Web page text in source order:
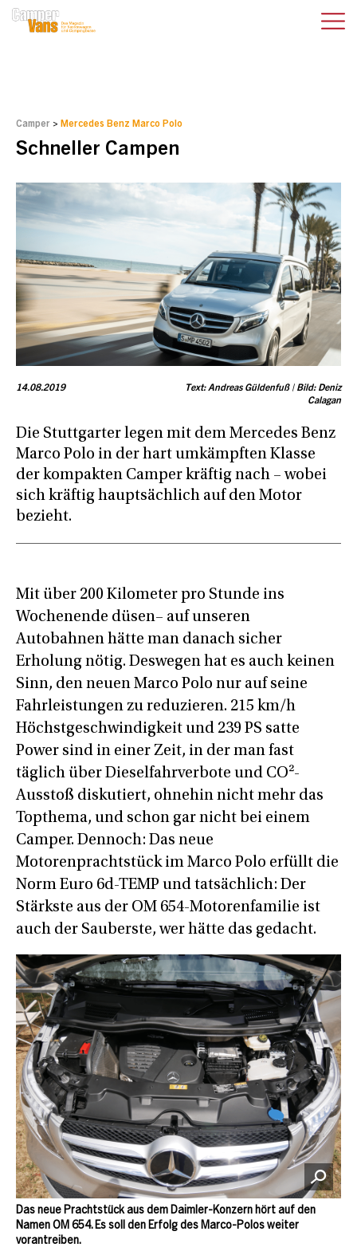
Camper > Mercedes Benz Marco Polo
Schneller Campen
14.08.2019
Text: Andreas Güldenfuß | Bild: Deniz
Calagan
Die Stuttgarter legen mit dem Mercedes Benz
Marco Polo in der hart umkämpften Klasse
der kompakten Camper kräftig nach – wobei
sich kräftig hauptsächlich auf den Motor
bezieht.
Mit über 200 Kilometer pro Stunde ins
Wochenende düsen– auf unseren
Autobahnen hätte man danach sicher
Erholung nötig. Deswegen hat es auch keinen
Sinn, den neuen Marco Polo nur auf seine
Fahrleistungen zu reduzieren. 215 km/h
Höchstgeschwindigkeit und 239 PS satte
Power sind in einer Zeit, in der man fast
täglich über Dieselfahrverbote und CO²-
Ausstoß diskutiert, ohnehin nicht mehr das
Topthema, und schon gar nicht bei einem
Camper. Dennoch: Das neue
Motorenprachtstück im Marco Polo erfüllt die
Norm Euro 6d-TEMP und tatsächlich: Der
Stärkste aus der OM 654-Motorenfamilie ist
auch der Sauberste, wer hätte das gedacht.
Das neue Prachtstück aus dem Daimler-Konzern hört auf den
Namen OM 654. Es soll den Erfolg des Marco-Polos weiter
vorantreiben.